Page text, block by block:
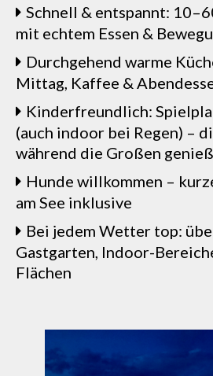
Schnell & entspannt:
mit echtem Essen &
Durchgehend warme
Mittag, Kaffee &
Kinderfreundlich:
(auch indoor bei Regen) –
während die Großen
Hunde willkommen –
am See inklusive
Bei jedem Wetter top:
Gastgarten, Indoor-
Flächen